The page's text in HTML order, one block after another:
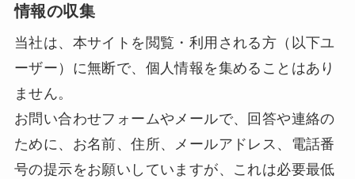
情報の収集
当社は、本サイトを閲覧・利用される方（以下ユ
ーザー）に無断で、個人情報を集めることはあり
ません。
お問い合わせフォームやメールで、回答や連絡の
ために、お名前、住所、メールアドレス、電話番
号の提示をお願いしていますが、これは必要最低